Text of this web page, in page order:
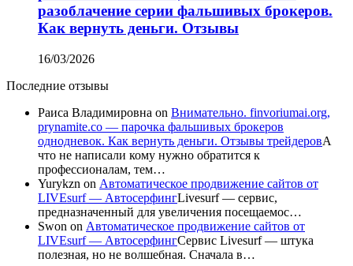
разоблачение серии фальшивых брокеров.
Как вернуть деньги. Отзывы
16/03/2026
Последние отзывы
Раиса Владимировна on Внимательно. finvoriumai.org,
prynamite.co — парочка фальшивых брокеров
однодневок. Как вернуть деньги. Отзывы трейдеровА
что не написали кому нужно обратится к
профессионалам, тем…
Yurykzn on Автоматическое продвижение сайтов от
LIVEsurf — АвтосерфингLivesurf — сервис,
предназначенный для увеличения посещаемос…
Swon on Автоматическое продвижение сайтов от
LIVEsurf — АвтосерфингСервис Livesurf — штука
полезная, но не волшебная. Сначала в…